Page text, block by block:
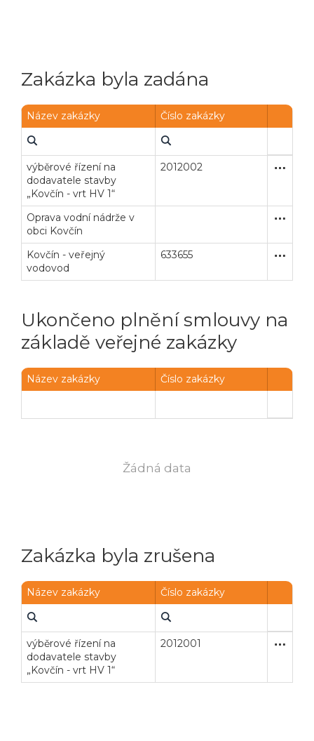
Zakázka byla zadána
Název zakázky Číslo zakázky
výběrové řízení na
dodavatele stavby
„Kovčín - vrt HV 1“
2012002
Oprava vodní nádrže v
obci Kovčín
Kovčín - veřejný
vodovod
633655
Ukončeno plnění smlouvy na
základě veřejné zakázky
Název zakázky Číslo zakázky
Žádná data
Zakázka byla zrušena
Název zakázky Číslo zakázky
výběrové řízení na
dodavatele stavby
„Kovčín - vrt HV 1“
2012001
Veřejné zakázky Zadavatel
Poslat